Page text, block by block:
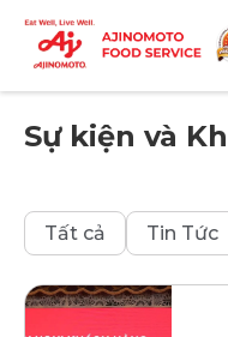
Sự kiện và
Tất cả Tin Tức